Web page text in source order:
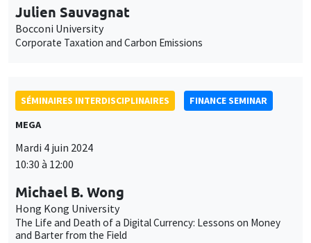
Julien Sauvagnat
Bocconi University
Corporate Taxation and Carbon Emissions
SÉMINAIRES INTERDISCIPLINAIRES
FINANCE SEMINAR
MEGA
Mardi 4 juin 2024
10:30 à 12:00
Michael B. Wong
Hong Kong University
The Life and Death of a Digital Currency: Lessons on Money
and Barter from the Field